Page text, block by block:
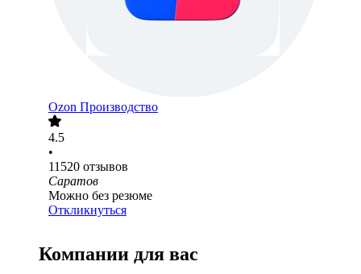
Ozon Производство
4.5
•
11520 отзывов
Саратов
Можно без резюме
Откликнуться
Компании для вас